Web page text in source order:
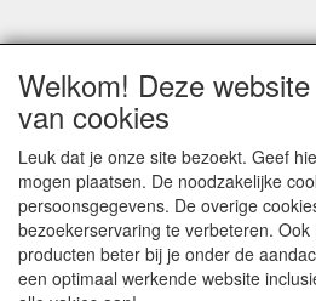
SOCIALE MEDIA
CONTACTGEGEVENS
www.annekeszoetwaren.nl
Dr. Schaepmanlaan 56
Welkom! Deze
van cookies
Leuk dat je onze site bezoekt. Geef
mogen plaatsen. De noodzakelijke
persoonsgegevens. De overige
bezoekerservaring te verbeteren.
producten beter bij je onder de
een optimaal werkende website